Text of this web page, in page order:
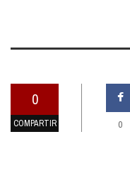
0
COMPARTIR 0